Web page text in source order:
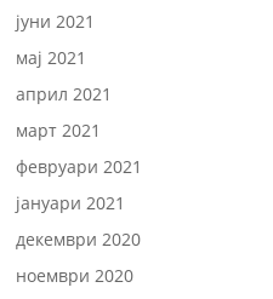
јуни 2021
мај 2021
април 2021
март 2021
февруари 2021
јануари 2021
декември 2020
ноември 2020